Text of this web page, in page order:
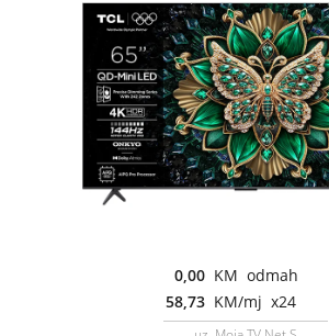
0,00 KM odmah
58,73 KM/mj x24